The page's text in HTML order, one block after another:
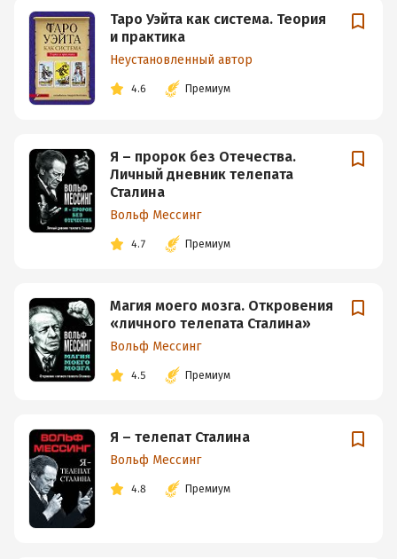
Таро Уэйта как система. Теория
и практика
Неустановленный автор
4.6 Премиум
Я – пророк без Отечества.
Личный дневник телепата
Сталина
Вольф Мессинг
4.7 Премиум
Магия моего мозга. Откровения
«личного телепата Сталина»
Вольф Мессинг
4.5 Премиум
Я – телепат Сталина
Вольф Мессинг
4.8 Премиум